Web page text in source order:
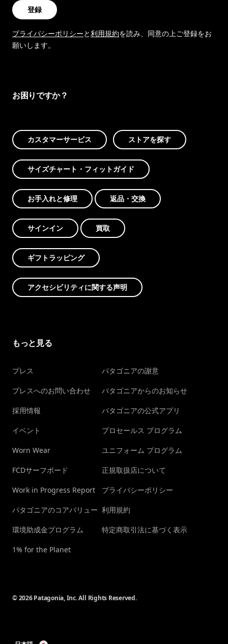
登録
プライバシーポリシーと利用規約を読み、同意の上ご登録をお
願いします。
お困りですか？
カスタマーサービス ストアを探す
サイズチャート・フィットガイド
お手入れと修理 返品・交換
サインイン 買取
ギフトラッピング
アクセシビリティに関する声明
もっと見る
プレス
プレスへのお問い合わせ
採用情報
イベント
Worn Wear
FCDサーフボード
Work in Progress Report
パタゴニアのコアバリュー
環境助成金プログラム
1% for the Planet
パタゴニアの謝意
パタゴニアからのお知らせ
パタゴニアの公式アプリ
プロセールス プログラム
ユニフォーム プログラム
正規取扱店について
プライバシーポリシー
利用規約
特定商取引法に基づく表示
© 2026 Patagonia, Inc. All Rights Reserved.